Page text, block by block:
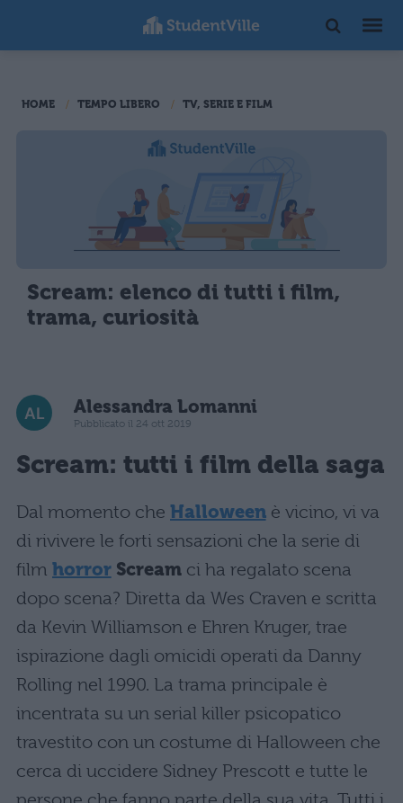
HOME TEMPO LIBERO TV, SERIE E FILM
Scream: elenco di tutti i film,
trama, curiosità
Alessandra Lomanni
Pubblicato il 24 ott 2019
Scream: tutti i film della saga
Dal momento che Halloweenè vicino, vi va
di rivivere le forti sensazioni che la serie di
film horror Screamci ha regalato scena
dopo scena? Diretta da Wes Craven e scritta
da Kevin Williamson e Ehren Kruger, trae
ispirazione dagli omicidi operati da Danny
Rolling nel 1990. La trama principale è
incentrata su un serial killer psicopatico
travestito con un costume di Halloween che
cerca di uccidere Sidney Prescott e tutte le